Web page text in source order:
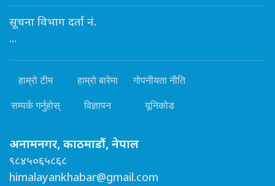
सूचना विभाग दर्ता नं.
...
हाम्रो टीम हाम्रो बारेमा गोपनीयता नीति
सम्पर्क गर्नुहोस् विज्ञापन यूनिकोड
अनामनगर, काठमाडौं, नेपाल
९८४५०६५८६८
himalayankhabar@gmail.com